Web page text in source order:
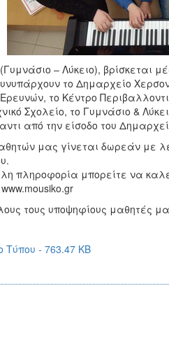
– Λύκειο), βρίσκεται
το Δημαρχείο
το Κέντρο
Σχολείο, το Γυμνάσιο &
από την είσοδο του
μας γίνεται δωρεάν με
πληροφορία μπορείτε να
τους υποψηφίους μαθητές
Τύπου - 763.47 KB